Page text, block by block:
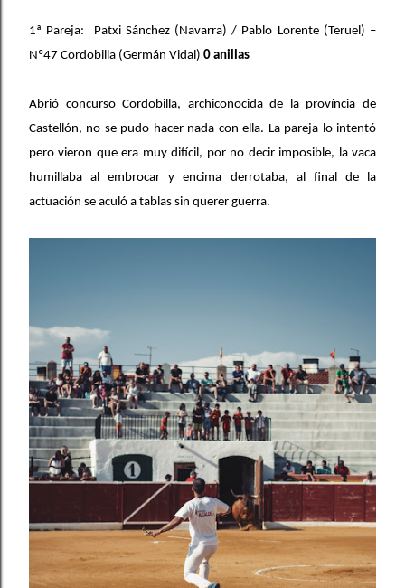
1ª Pareja: Patxi Sánchez (Navarra) / Pablo Lorente (Teruel) –
Nº47 Cordobilla (Germán Vidal) 0 anillas
Abrió concurso Cordobilla, archiconocida de la província de
Castellón, no se pudo hacer nada con ella. La pareja lo intentó
pero vieron que era muy difícil, por no decir imposible, la vaca
humillaba al embrocar y encima derrotaba, al final de la
actuación se aculó a tablas sin querer guerra.